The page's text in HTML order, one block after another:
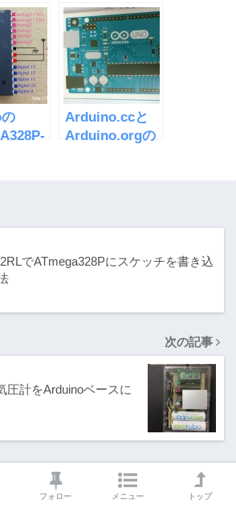
ログラムの改造
と電源回路
ルデータロガー
を作った
Arduino.ccと
Arduino.orgの
でATmega328Pにスケッチを書き込
次の記事
圧計をArduinoベースに
フォロー メニュー トップ